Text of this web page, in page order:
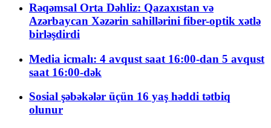
Rəqəmsal Orta Dəhliz: Qazaxıstan və
Azərbaycan Xəzərin sahillərini fiber-optik xətlə
birləşdirdi
Media icmalı: 4 avqust saat 16:00-dan 5 avqust
saat 16:00-dək
Sosial şəbəkələr üçün 16 yaş həddi tətbiq
olunur